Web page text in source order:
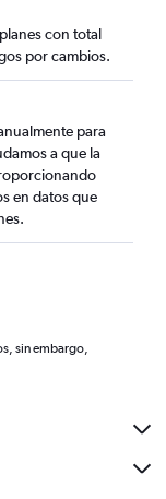
con total
por cambios.
para
a que la
en datos que
sin embargo,